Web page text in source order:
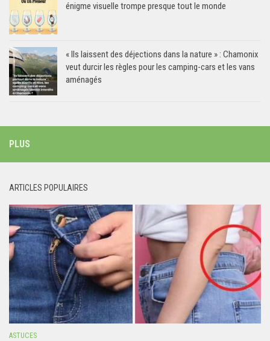
énigme visuelle trompe presque tout le monde
« Ils laissent des déjections dans la nature » : Chamonix
veut durcir les règles pour les camping-cars et les vans
aménagés
PLUS
ARTICLES POPULAIRES
ASTUCES